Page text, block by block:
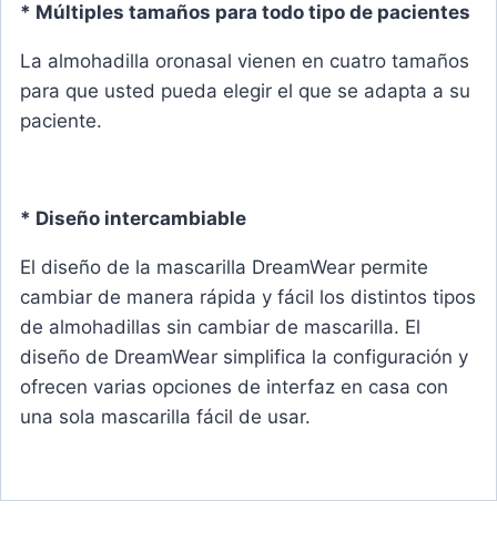
* Múltiples tamaños para todo tipo de pacientes
La almohadilla oronasal vienen en cuatro tamaños
para que usted pueda elegir el que se adapta a su
paciente.
* Diseño intercambiable
El diseño de la mascarilla DreamWear permite
cambiar de manera rápida y fácil los distintos tipos
de almohadillas sin cambiar de mascarilla. El
diseño de DreamWear simplifica la configuración y
ofrecen varias opciones de interfaz en casa con
una sola mascarilla fácil de usar.